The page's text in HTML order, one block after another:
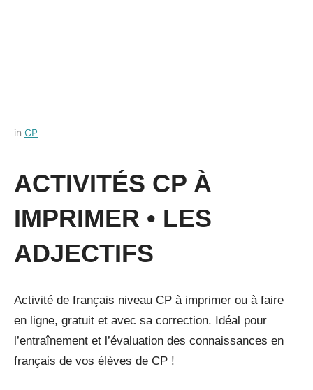
Posted
octobre
by
in CP
ACTIVITÉS CP À
IMPRIMER • LES
ADJECTIFS
Activité de français niveau CP à imprimer ou à faire
en ligne, gratuit et avec sa correction. Idéal pour
l’entraînement et l’évaluation des connaissances en
français de vos élèves de CP !